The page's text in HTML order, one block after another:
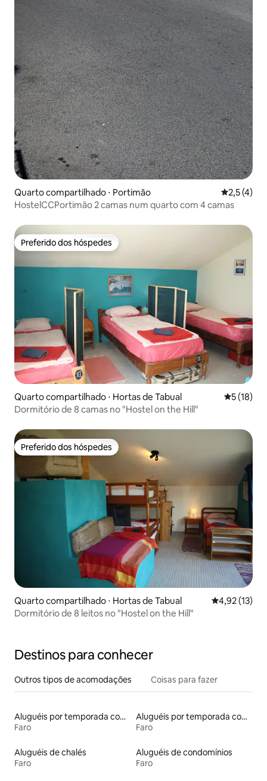
Quarto compartilhado ⋅ Portimão 2,5 de
2,5 (4)
HostelCCPortimão 2 camas num quarto com 4 camas
Preferido dos hóspedes
Preferido dos hóspedes
Quarto compartilhado ⋅ Hortas de Tabual 5 de uma
5 (18)
Dormitório de 8 camas no "Hostel on the Hill"
Preferido dos hóspedes
Preferido dos hóspedes
Quarto compartilhado ⋅ Hortas de Tabual 4,92 de uma
4,92 (13)
Dormitório de 8 leitos no "Hostel on the Hill"
Destinos para conhecer
Outros tipos de acomodações Coisas para fazer
Aluguéis por temporada com café da manhã
Faro
Aluguéis por temporada com banheira de hidromassagem
Faro
Aluguéis de chalés
Faro
Aluguéis de condomínios
Faro